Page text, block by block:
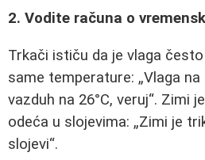
2. Vodite računa o
Trkači ističu da je vlaga
same temperature: Vlaga na
vazduh na 26°C, veruj . Zimi
odeća u slojevima:
Zimi je
slojevi .